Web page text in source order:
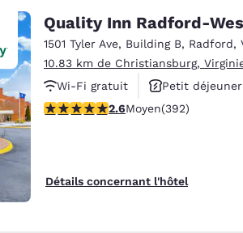
Quality Inn Radford-
1501 Tyler Ave, Building B, Radford,
10.83 km de Christiansburg,
Wi-Fi gratuit
Petit
Animaux acceptés
2.63 étoiles. Moyen. 392
2.6Moyen(392)
Détails concernant l'hôtel